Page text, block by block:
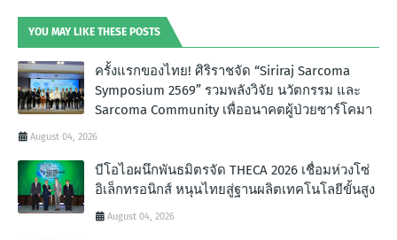
YOU MAY LIKE THESE POSTS
ครั้งแรกของไทย! ศิริราชจัด “Siriraj Sarcoma
Symposium 2569” รวมพลังวิจัย นวัตกรรม และ
Sarcoma Community เพื่ออนาคตผู้ป่วยซาร์โคมา
August 04, 2026
บีโอไอผนึกพันธมิตรจัด THECA 2026 เชื่อมห่วงโซ่
อิเล็กทรอนิกส์ หนุนไทยสู่ฐานผลิตเทคโนโลยีขั้นสูง
August 04, 2026